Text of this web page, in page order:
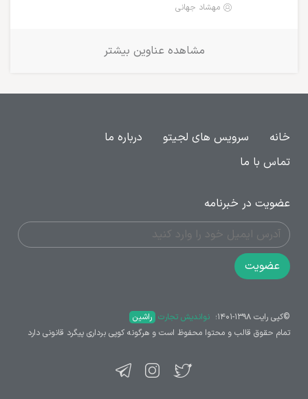
مهشاد جهانی
مشاهده عناوین بیشتر
خانه سرویس های لجیتو
درباره ما
تماس با ما
عضویت در خبرنامه
عضویت
©کپی رایت ۱۳۹۸-۱۴۰۱؛ ‌ نواندیش تجارت راشین
تمام حقوق قالب و محتوا محفوظ است و هرگونه کوپی برداری پیگرد قانونی دارد